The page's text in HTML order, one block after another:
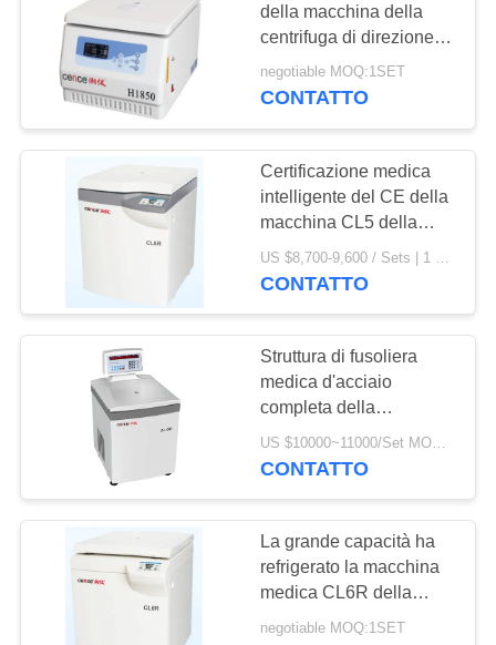
della macchina della
centrifuga di direzione
del vento unica
negotiable MOQ:1SET
CONTATTO
Certificazione medica
intelligente del CE della
macchina CL5 della
centrifuga di grande
capacità
CONTATTO
Struttura di fusoliera
medica d'acciaio
completa della
macchina della
centrifuga DL refrigerato
US $10000~11000/Set MOQ:1 INSIEME
CONTATTO
La grande capacità ha
refrigerato la macchina
medica CL6R della
centrifuga per le banche
negotiable MOQ:1SET